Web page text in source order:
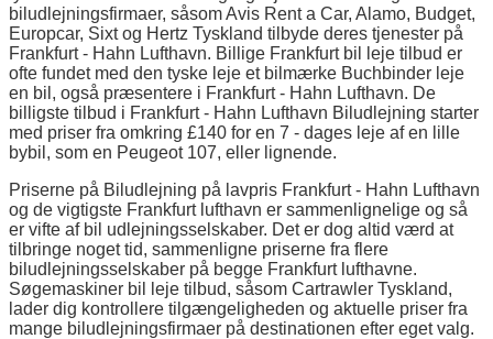
biludlejningsfirmaer, såsom Avis Rent a Car, Alamo, Budget,
Europcar, Sixt og Hertz Tyskland tilbyde deres tjenester på
Frankfurt - Hahn Lufthavn. Billige Frankfurt bil leje tilbud er
ofte fundet med den tyske leje et bilmærke Buchbinder leje
en bil, også præsentere i Frankfurt - Hahn Lufthavn. De
billigste tilbud i Frankfurt - Hahn Lufthavn Biludlejning starter
med priser fra omkring £140 for en 7 - dages leje af en lille
bybil, som en Peugeot 107, eller lignende.
Priserne på Biludlejning på lavpris Frankfurt - Hahn Lufthavn
og de vigtigste Frankfurt lufthavn er sammenlignelige og så
er vifte af bil udlejningsselskaber. Det er dog altid værd at
tilbringe noget tid, sammenligne priserne fra flere
biludlejningsselskaber på begge Frankfurt lufthavne.
Søgemaskiner bil leje tilbud, såsom Cartrawler Tyskland,
lader dig kontrollere tilgængeligheden og aktuelle priser fra
mange biludlejningsfirmaer på destinationen efter eget valg.